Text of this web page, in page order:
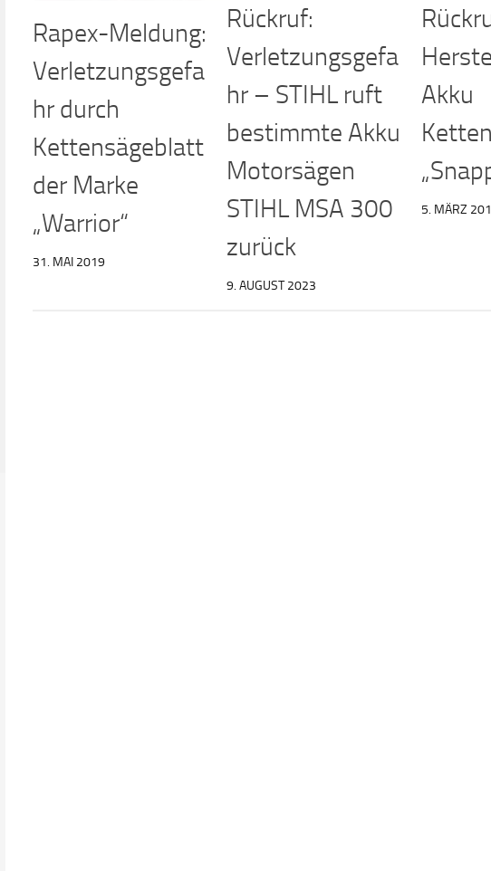
Rapex-Meldung:
Verletzungsgefa
hr durch
Kettensägeblatt
der Marke
„Warrior“
31. MAI 2019
Rückruf:
Verletzungsgefa
hr – STIHL ruft
bestimmte Akku
Motorsägen
STIHL MSA 300
zurück
9. AUGUST 2023
Akku
5. MÄRZ